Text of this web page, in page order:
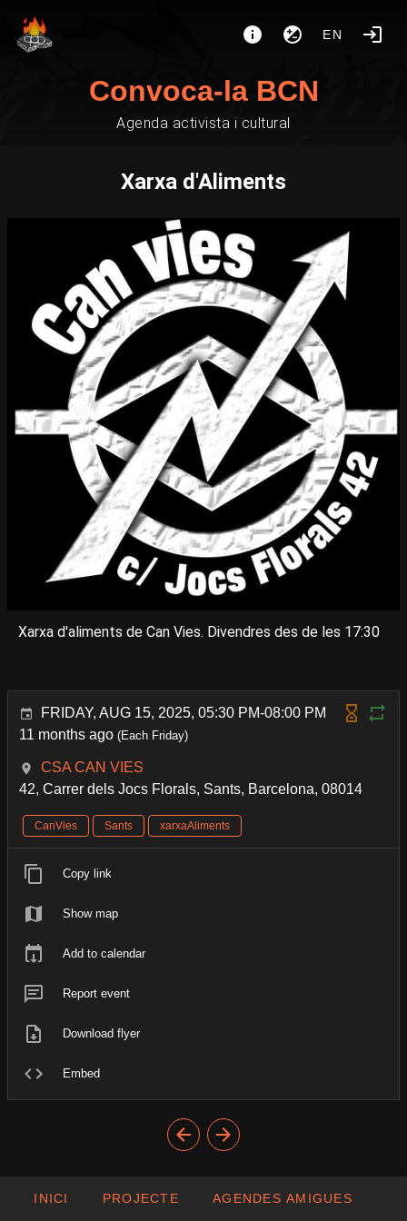
EN
Convoca-la BCN
Agenda activista i cultural
Xarxa d'Aliments
Xarxa d'aliments de Can Vies. Divendres des de les 17:30
FRIDAY, AUG 15, 2025, 05:30 PM-08:00 PM
11 months ago (Each Friday)
CSA CAN VIES
42, Carrer dels Jocs Florals, Sants, Barcelona, 08014
CanVies Sants xarxaAliments
Copy link
Show map
Add to calendar
Report event
Download flyer
Embed
INICI PROJECTE AGENDES AMIGUES